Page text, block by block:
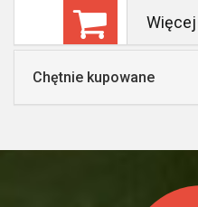
Więcej
Chętnie kupowane